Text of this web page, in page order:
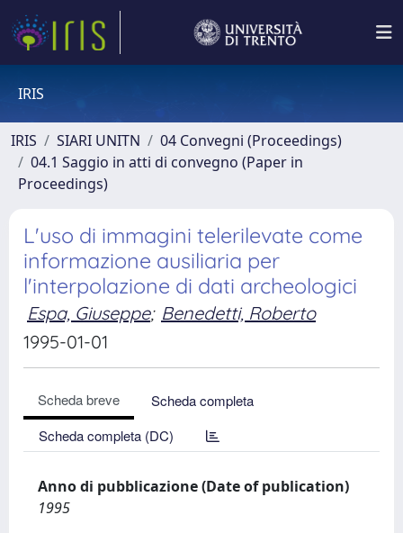
IRIS
IRIS SIARI UNITN
04 Convegni (Proceedings)
04.1 Saggio in atti di convegno (Paper in
Proceedings)
L'uso di immagini telerilevate come
informazione ausiliaria per
l'interpolazione di dati archeologici
Espa, Giuseppe; Benedetti, Roberto
1995-01-01
Scheda breve
Scheda completa
Scheda completa (DC)
Anno di pubblicazione (Date of publication)
1995